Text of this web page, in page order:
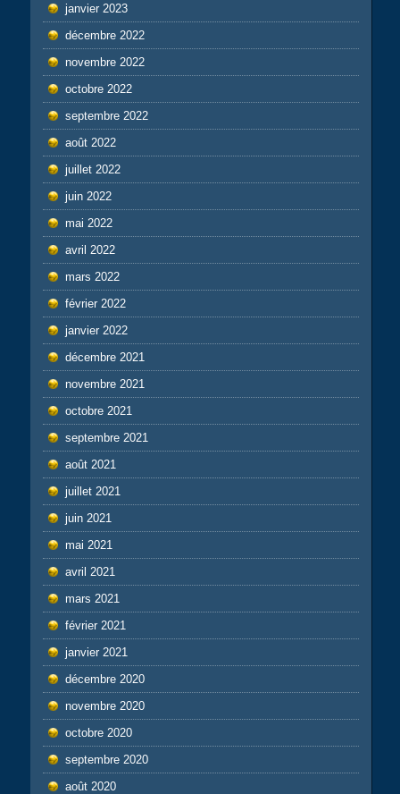
janvier 2023
décembre 2022
novembre 2022
octobre 2022
septembre 2022
août 2022
juillet 2022
juin 2022
mai 2022
avril 2022
mars 2022
février 2022
janvier 2022
décembre 2021
novembre 2021
octobre 2021
septembre 2021
août 2021
juillet 2021
juin 2021
mai 2021
avril 2021
mars 2021
février 2021
janvier 2021
décembre 2020
novembre 2020
octobre 2020
septembre 2020
août 2020